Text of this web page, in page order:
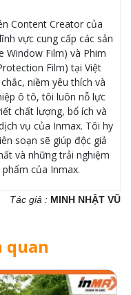
Content Creator của
vực cung cấp các sản
Window Film) và Phim
Film) tại Việt
niềm yêu thích và
ô tô, tôi luôn nỗ lực
chất lượng, bổ ích và
vụ của Inmax. Tôi hy
soạn sẽ giúp độc giả
và những trải nghiệm
của Inmax.
Tác giả : MINH NHẬT VŨ
quan